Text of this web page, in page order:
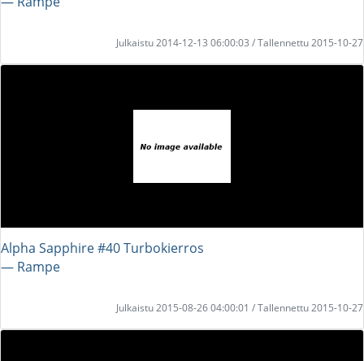
Julkaistu 2014-12-13 06:00:03 / Tallennettu 2015-10-27
Alpha Sapphire #40 Turbokierros
― Rampe
Julkaistu 2015-08-26 04:00:01 / Tallennettu 2015-10-27